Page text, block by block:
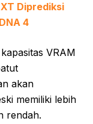
Diprediksi
4
VRAM
akan
memiliki lebih
rendah.